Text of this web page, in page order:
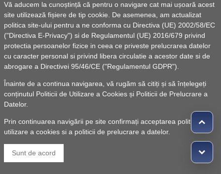
Vă aducem la cunoștință că pentru o navigare cat mai ușoară acest
site utilizează fișiere de tip cookie. De asemenea, am actualizat
politica site-ului pentru a ne conforma cu Directiva (UE) 2002/58/EC
("Directiva E-Privacy") si de Regulamentul (UE) 2016/679 privind
protectia persoanelor fizice in ceea ce priveste prelucrarea datelor
cu caracter personal si privind libera circulatie a acestor date si de
abrogare a Directivei 95/46/CE ("Regulamentul GDPR").
Înainte de a continua navigarea, vă rugăm să citiți și să înțelegeți
conținutul Politicii de Utilizare a Cookies și Politicii de Prelucrare a
Datelor.
Prin continuarea navigării pe site confirmați acceptarea politicii de
utilizare a cookies si a politicii de prelucrare a datelor.
Sunt de acord
profesional a unui funcționar public - proba
scrisă 27.01.2025, ora 11.00
Vezi lista de documente
© 2010 -Powered by Pancarpatica Invest
Termeni de